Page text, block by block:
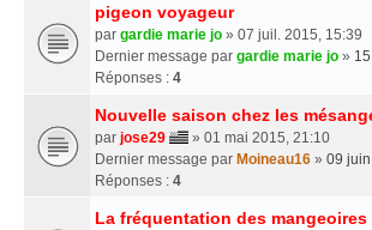
pigeon voyageur
par gardie marie jo » 07 juil. 2015, 15:39
Dernier message par gardie marie jo »
Réponses : 4
Nouvelle saison chez les
par jose29
» 01 mai 2015, 21:10
Dernier message par Moineau16 » 09
Réponses : 4
La fréquentation des mangeoires